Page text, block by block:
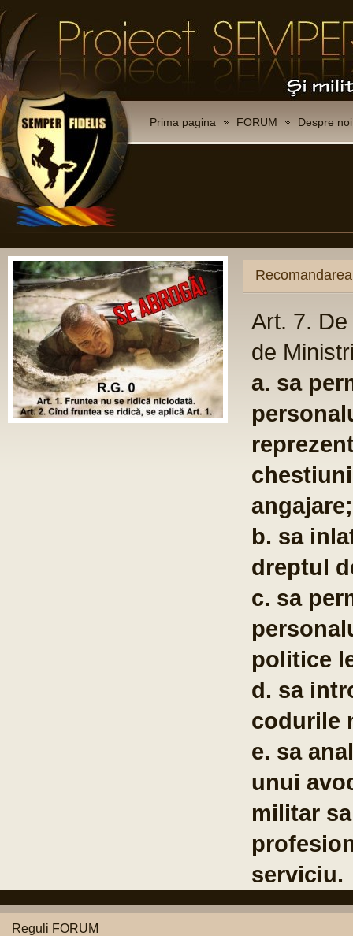
Prima pagina FORUM Despre noi
Art. 7.
de
a. sa
angajare;
b. sa
dreptul
c. sa
politice
d. sa
codurile
e. sa
unui
militar
serviciu.
Reguli FORUM